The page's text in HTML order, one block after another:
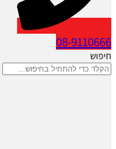
08-9110666
חיפוש